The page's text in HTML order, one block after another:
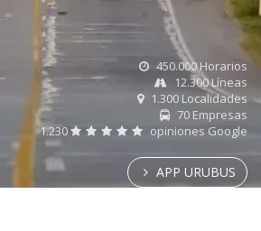
450.000 Horarios
12.300 Líneas
1.300 Localidades
70 Empresas
1.230
opiniones Google
APP URUBUS